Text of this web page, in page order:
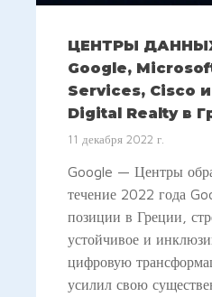
ЦЕНТРЫ
Google,
Services, Cisco
Digital Realty в
11 декабря 2022 г.
Google — Центры
течение 2022 года
позиции в Греции,
устойчивое и
цифровую
усилил свою